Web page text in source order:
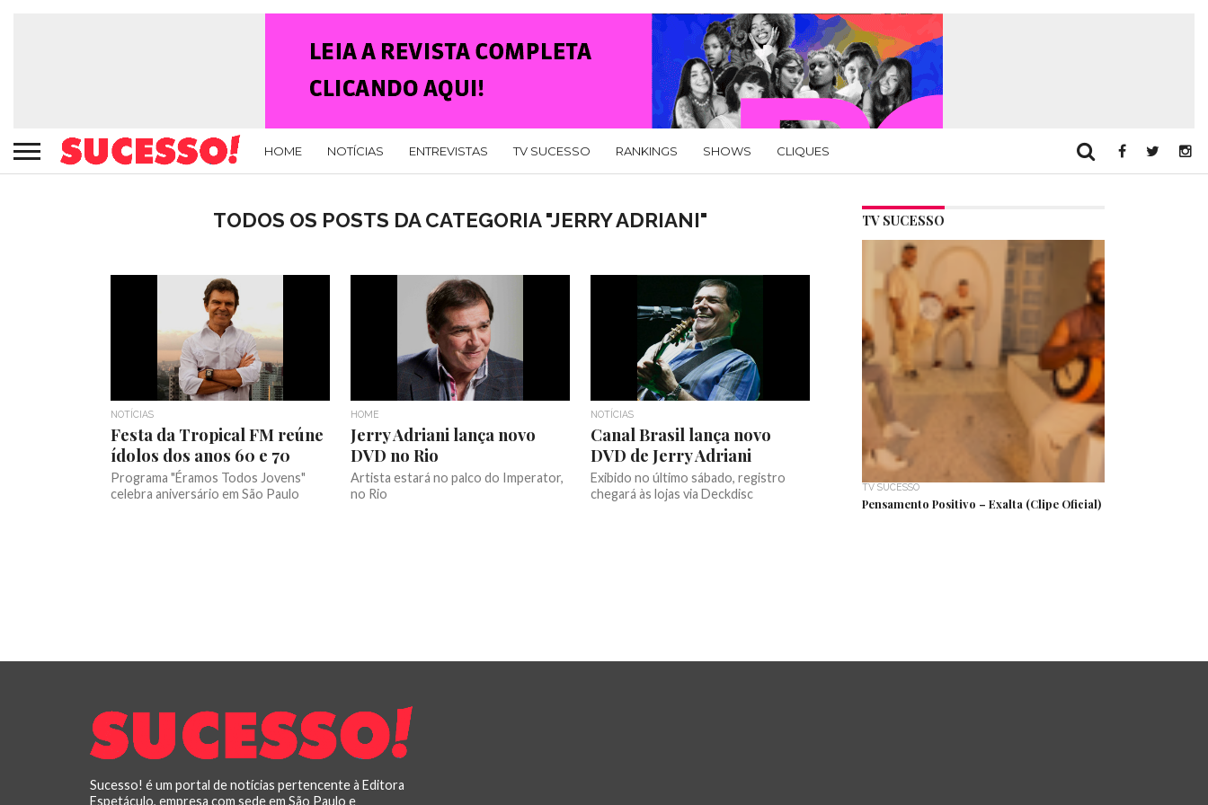
HOME NOTÍCIAS ENTREVISTAS TV SUCESSO RANKINGS SHOWS CLIQUES
TODOS OS POSTS DA CATEGORIA "JERRY ADRIANI"
NOTÍCIAS
Festa da Tropical FM reúne
ídolos dos anos 60 e 70
Programa "Éramos Todos Jovens"
celebra aniversário em São Paulo
HOME
Jerry Adriani lança novo
DVD no Rio
Artista estará no palco do Imperator,
no Rio
NOTÍCIAS
Canal Brasil lança novo
DVD de Jerry Adriani
Exibido no último sábado, registro
chegará às lojas via Deckdisc
TV SUCESSO
TV SUCESSO
Pensamento Positivo – Exalta (Clipe Oficial)
Sucesso! é um portal de notícias pertencente à Editora
Espetáculo, empresa com sede em São Paulo e